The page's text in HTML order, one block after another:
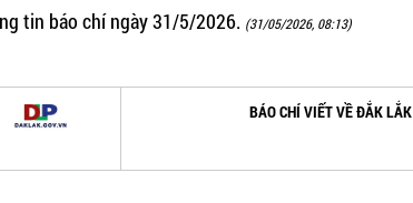
tin báo chí ngày 31/5/2026. (31/05/2026, 08:13)
BÁO CHÍ VIẾT VỀ ĐẮK LẮK